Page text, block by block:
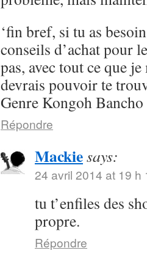
‘fin bref, si tu as
conseils d’achat pour
pas, avec tout ce que
devrais pouvoir te
Genre Kongoh Bancho
Répondre
Mackiesays:
24 avril 2014 at 19 h
tu t’enfiles des
propre.
Répondre